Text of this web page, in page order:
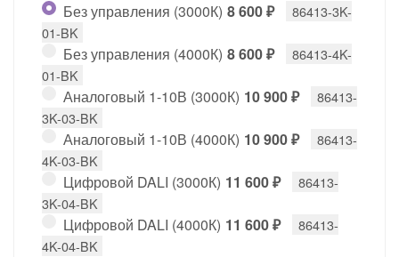
Без управления (3000К) 8 600₽
86413-3K-
01-BK
Без управления (4000К) 8 600₽
86413-4K-
01-BK
Аналоговый 1-10В (3000К) 10 900₽
86413-
3K-03-BK
Аналоговый 1-10В (4000К) 10 900₽
86413-
4K-03-BK
Цифровой DALI (3000К) 11 600₽
86413-
3K-04-BK
Цифровой DALI (4000К) 11 600₽
86413-
4K-04-BK